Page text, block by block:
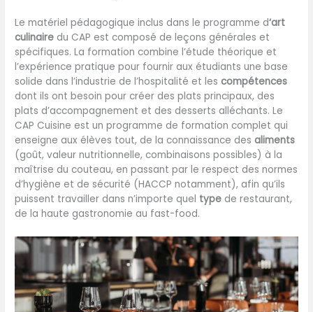
Le matériel pédagogique inclus dans le programme d‘art
culinaire du CAP est composé de leçons générales et
spécifiques. La formation combine l’étude théorique et
l’expérience pratique pour fournir aux étudiants une base
solide dans l’industrie de l’hospitalité et lescompétences
dont ils ont besoin pour créer des plats principaux, des
plats d’accompagnement et des desserts alléchants. Le
CAP Cuisine est un programme de formation complet qui
enseigne aux élèves tout, de la connaissance desaliments
(goût, valeur nutritionnelle, combinaisons possibles) à la
maîtrise du couteau, en passant par le respect des normes
d’hygiène et de sécurité (HACCP notamment), afin qu’ils
puissent travailler dans n’importe quel type de restaurant,
de la haute gastronomie au fast-food.